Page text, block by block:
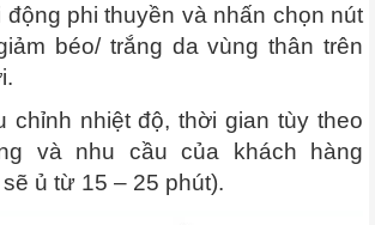
phi thuyền và nhấn chọn nút
béo/ trắng da vùng thân trên
chỉnh nhiệt độ, thời gian tùy theo
và nhu cầu của khách hàng
ủ từ 15 – 25 phút).